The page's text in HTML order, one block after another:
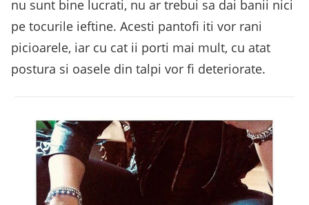
nu sunt bine lucrati, nu ar trebui sa dai banii nici
pe tocurile ieftine. Acesti pantofi iti vor rani
picioarele, iar cu cat ii porti mai mult, cu atat
postura si oasele din talpi vor fi deteriorate.